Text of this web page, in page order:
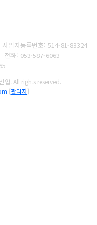
사업자등록번호: 514-81-83324
전화: 053-587-6063
업. All rights reserved.
[관리자]